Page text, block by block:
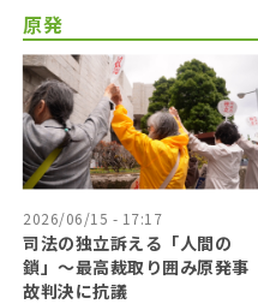
原発
2026/06/15 - 17:17
司法の独立訴える「人間の
鎖」〜最高裁取り囲み原発事
故判決に抗議